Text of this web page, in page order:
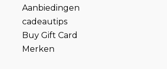
Aanbiedingen
cadeautips
Buy Gift Card
Merken